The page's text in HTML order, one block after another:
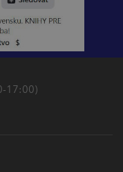
17:00)